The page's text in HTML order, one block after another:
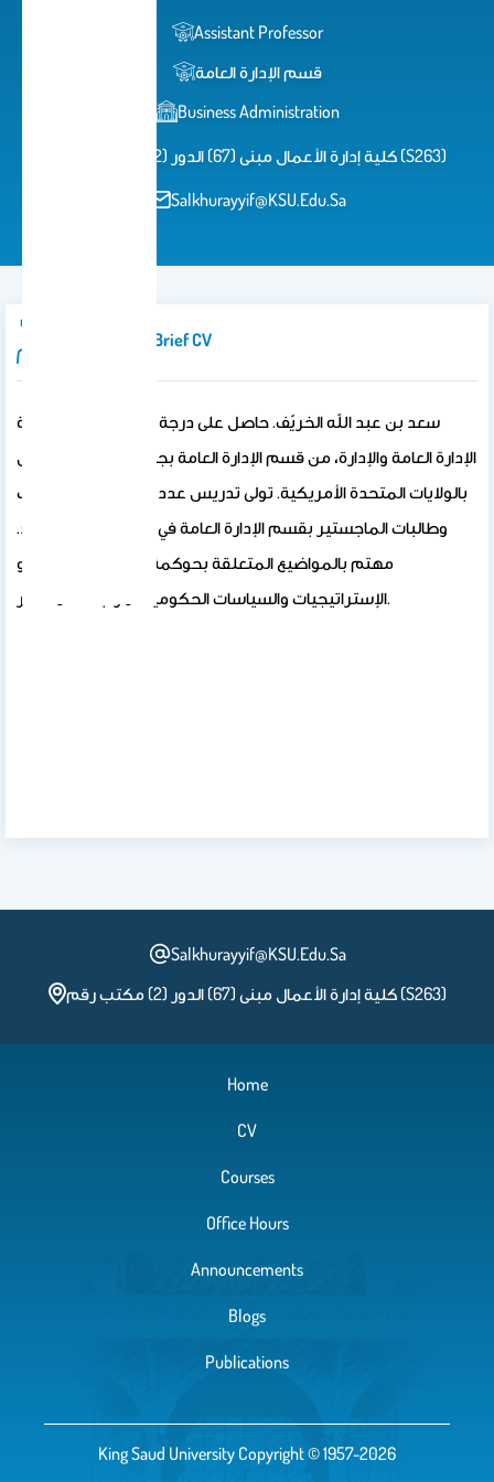
Assistant Professor
قسم الإدارة العامة
Business Administration
كلية إدارة الأعمال مبنى (67) الدور (2) مكتب رقم (S263)
Salkhurayyif@KSU.Edu.Sa
Introduction/brief CV
سعد بن عبد الله الخريّف. حاصل على درجة الدكتوراه في فلسفة
الإدارة العامة والإدارة، من قسم الإدارة العامة بجامعة شمال تكساس
بالولايات المتحدة الأمريكية. تولى تدريس عدد من المقررات لطلاب
وطالبات الماجستير بقسم الإدارة العامة في جامعة الملك سعود.
مهتم بالمواضيع المتعلقة بحوكمة المخاطر والأزمات و
الإستراتيجيات والسياسات الحكومية لمواجهة المخاطر.
Salkhurayyif@KSU.Edu.Sa
كلية إدارة الأعمال مبنى (67) الدور (2) مكتب رقم (S263)
Home
CV
Courses
Office Hours
Announcements
Blogs
Publications
King Saud University Copyright © 1957-2026